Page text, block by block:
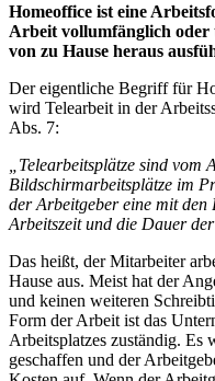
Homeoffice ist eine
Arbeit vollumfänglich oder
von zu Hause heraus
Der eigentliche Begriff für
wird Telearbeit in der
Abs. 7:
„Telearbeitsplätze sind vom
Bildschirmarbeitsplätze im
der Arbeitgeber eine mit den
Arbeitszeit und die Dauer
Das heißt, der Mitarbeiter
Hause aus. Meist hat der
und keinen weiteren
Form der Arbeit ist das
Arbeitsplatzes zuständig.
geschaffen und der